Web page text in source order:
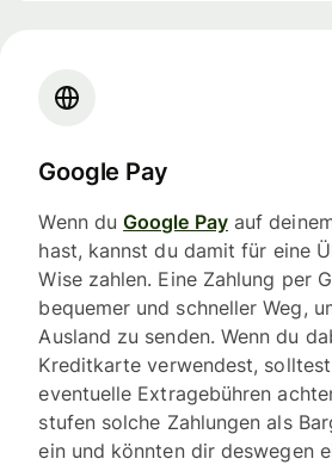
Google Pay
Wenn duGoogle Payauf
hast, kannst du damit für eine
Wise zahlen. Eine Zahlung per
bequemer und schneller Weg,
Ausland zu senden. Wenn du
Kreditkarte verwendest,
eventuelle Extragebühren
stufen solche Zahlungen als
ein und könnten dir deswegen